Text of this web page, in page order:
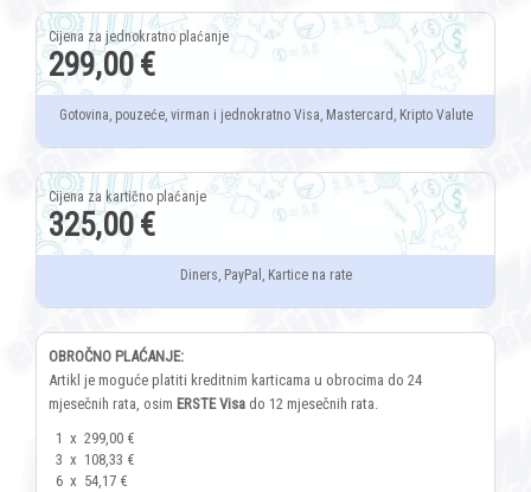
299,00 €
Gotovina, pouzeće, virman i jednokratno Visa, Mastercard, Kripto Valute
325,00 €
Diners, PayPal, Kartice na rate
OBROČNO PLAĆANJE:
Artikl je moguće platiti kreditnim karticama u obrocima do 24
mjesečnih rata, osim ERSTE Visa do 12 mjesečnih rata.
1 x 299,00 €
3 x 108,33 €
6 x 54,17 €